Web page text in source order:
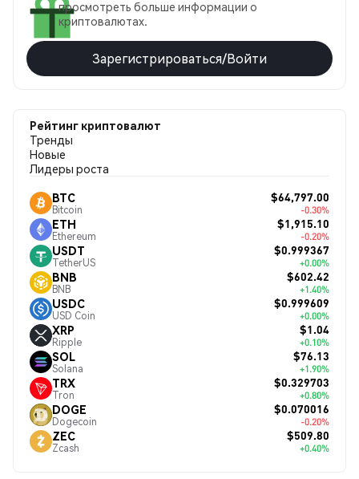
просмотреть больше информации о
криптовалютах.
Зарегистрироваться/Войти
Рейтинг криптовалют
Тренды
Новые
Лидеры роста
BTC
Bitcoin
$64,797.00
-0.30%
ETH
Ethereum
$1,915.10
-0.20%
USDT
TetherUS
$0.999367
+0.00%
BNB
BNB
$602.42
+1.40%
USDC
USD Coin
$0.999609
+0.00%
XRP
Ripple
$1.04
+0.10%
SOL
Solana
$76.13
+1.90%
TRX
Tron
$0.329703
+0.80%
DOGE
Dogecoin
$0.070016
-0.20%
ZEC
Zcash
$509.80
+0.40%